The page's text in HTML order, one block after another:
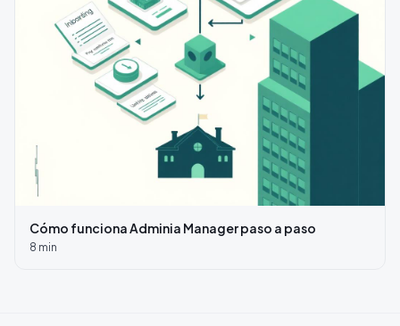
Cómo funciona Adminia Manager paso a paso
8 min